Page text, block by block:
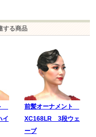
る商品
イ
前髪オーナメント
XC168LR 3段ウェ
ーブ